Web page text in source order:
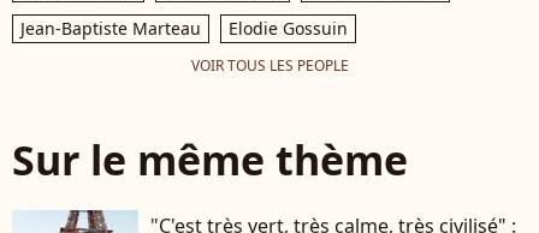
Jean-Baptiste Marteau
Elodie Gossuin
VOIR TOUS LES PEOPLE
Sur le même thème
"C'est très vert, très calme, très civilisé" :